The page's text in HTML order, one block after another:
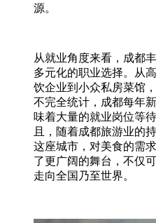
源。
从就业角度来看，成都
多元化的职业选择。从
饮企业到小众私房菜馆
不完全统计，成都每年
味着大量的就业岗位等
且，随着成都旅游业的
这座城市，对美食的需
了更广阔的舞台，不仅
走向全国乃至世界。